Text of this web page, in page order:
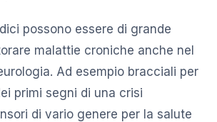
possono essere di grande
malattie croniche anche nel
Ad esempio bracciali per
primi segni di una crisi
di vario genere per la salute